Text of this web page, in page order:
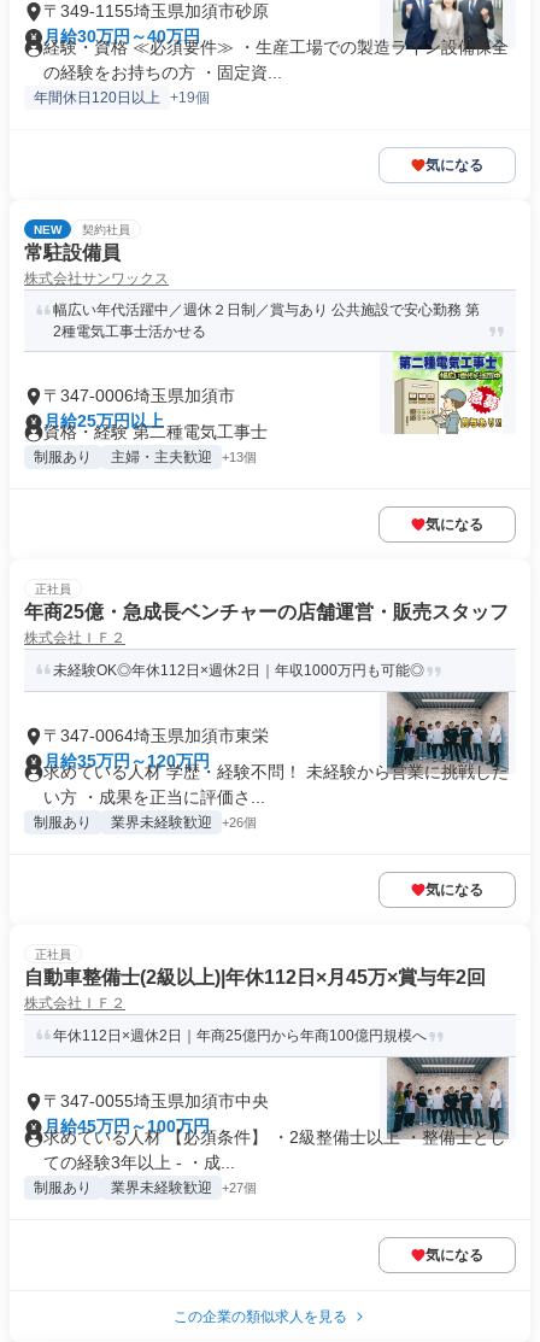
〒349-1155埼玉県加須市砂原
月給30万円～40万円
経験・資格 ≪必須要件≫ ・生産工場での製造ライン設備保全
の経験をお持ちの方 ・固定資...
年間休日120日以上 +19個
気になる
NEW 契約社員
常駐設備員
株式会社サンワックス
幅広い年代活躍中／週休２日制／賞与あり 公共施設で安心勤務 第
2種電気工事士活かせる
〒347-0006埼玉県加須市
月給25万円以上
資格・経験 第二種電気工事士
制服あり 主婦・主夫歓迎 +13個
気になる
正社員
年商25億・急成長ベンチャーの店舗運営・販売スタッフ
株式会社ＩＦ２
未経験OK◎年休112日×週休2日｜年収1000万円も可能◎
〒347-0064埼玉県加須市東栄
月給35万円～120万円
求めている人材 学歴・経験不問！ 未経験から営業に挑戦した
い方 ・成果を正当に評価さ...
制服あり 業界未経験歓迎 +26個
気になる
正社員
自動車整備士(2級以上)|年休112日×月45万×賞与年2回
株式会社ＩＦ２
年休112日×週休2日｜年商25億円から年商100億円規模へ
〒347-0055埼玉県加須市中央
月給45万円～100万円
求めている人材 【必須条件】 ・2級整備士以上 ・整備士とし
ての経験3年以上 - ・成...
制服あり 業界未経験歓迎 +27個
気になる
この企業の類似求人を見る